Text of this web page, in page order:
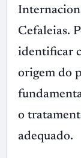
Cefaleias.
identificar
origem do
o
adequado.